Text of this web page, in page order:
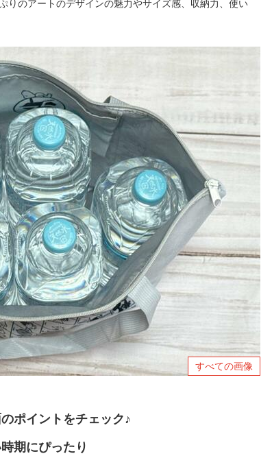
りのアートのデザインの魅力やサイズ感、収納力、使い
すべての画像
ポイントをチェック♪
期にぴったり